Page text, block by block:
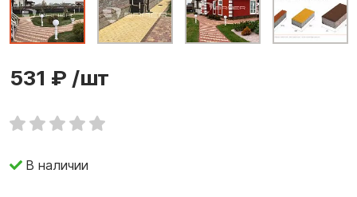
531 ₽ /шт
В наличии